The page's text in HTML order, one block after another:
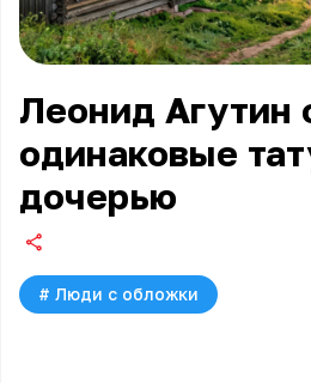
Леонид Агутин
одинаковые
дочерью
# Люди с обложки